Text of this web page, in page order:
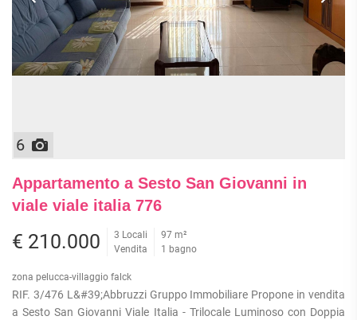
6
Appartamento a Sesto San Giovanni in
viale viale italia 776
€ 210.000
3 Locali
Vendita
97 m²
1 bagno
zona pelucca-villaggio falck
RIF. 3/476 L&#39;Abbruzzi Gruppo Immobiliare Propone in vendita
a Sesto San Giovanni Viale Italia - Trilocale Luminoso con Doppia